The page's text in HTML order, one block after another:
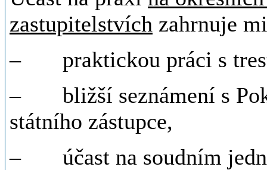
zastupitelstvích zahrnuje
– praktickou práci s
– bližší seznámení s
státního zástupce,
– účast na soudním